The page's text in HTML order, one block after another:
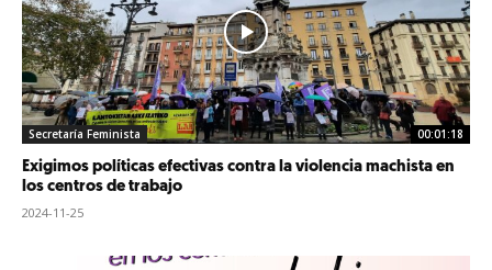
Secretaría Feminista 00:01:18
Exigimos políticas efectivas contra la violencia machista en
los centros de trabajo
2024-11-25